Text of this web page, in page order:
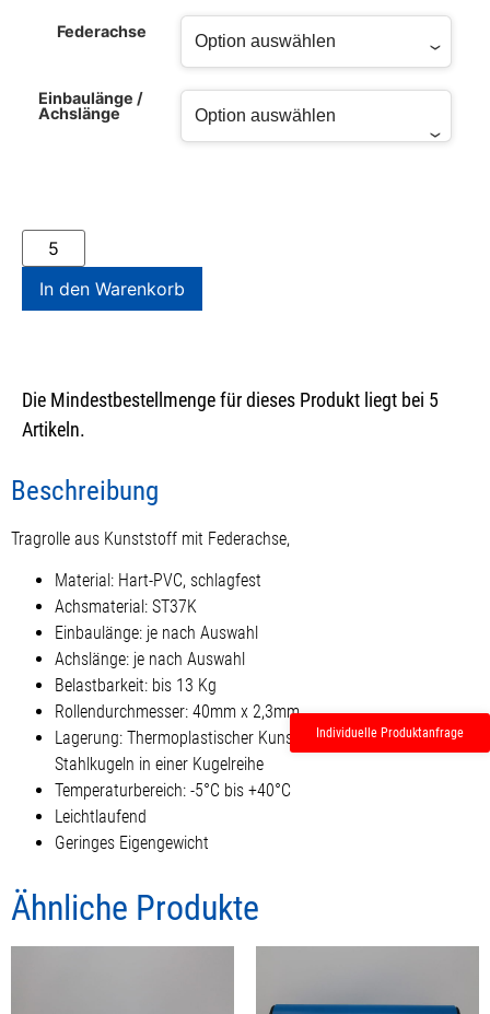
Individuelle Produktanfrage
Federachse
Einbaulänge /
Achslänge
In den Warenkorb
Die Mindestbestellmenge für dieses Produkt liegt bei 5
Artikeln.
Beschreibung
Tragrolle aus Kunststoff mit Federachse,
Material: Hart-PVC, schlagfest
Achsmaterial: ST37K
Einbaulänge: je nach Auswahl
Achslänge: je nach Auswahl
Belastbarkeit: bis 13 Kg
Rollendurchmesser: 40mm x 2,3mm
Lagerung: Thermoplastischer Kunststoffboden mit
Stahlkugeln in einer Kugelreihe
Temperaturbereich: -5°C bis +40°C
Leichtlaufend
Geringes Eigengewicht
Ähnliche Produkte